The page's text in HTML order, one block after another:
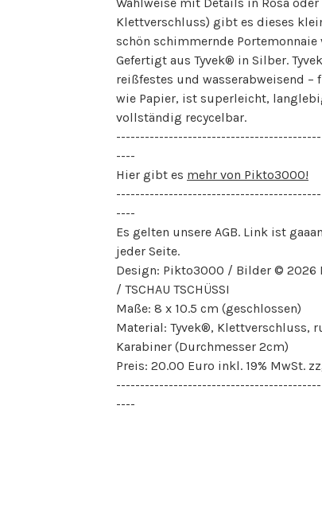
Klettverschluss) gibt es dieses
schön schimmernde
Gefertigt aus Tyvek® in Silber.
reißfestes und wasserabweisend –
wie Papier, ist superleicht,
vollständig recycelbar.
----
Hier gibt es mehr von Pikto3000!
----
Es gelten unsere AGB. Link ist
jeder Seite.
Design: Pikto3000 / Bilder © 2026
/ TSCHAU TSCHÜSSI
Maße: 8 x 10.5 cm (geschlossen)
Material: Tyvek®, Klettverschluss,
Karabiner (Durchmesser 2cm)
Preis: 20.00 Euro inkl. 19% MwSt.
----